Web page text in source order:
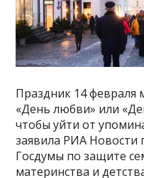
Праздник 14
«День любви» или
чтобы уйти от
заявила РИА Новости
Госдумы по защите
материнства и